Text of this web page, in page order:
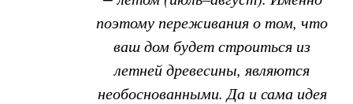
поэтому переживания о том, что
ваш дом будет строиться из
летней древесины, являются
необоснованными. Да и сама идея